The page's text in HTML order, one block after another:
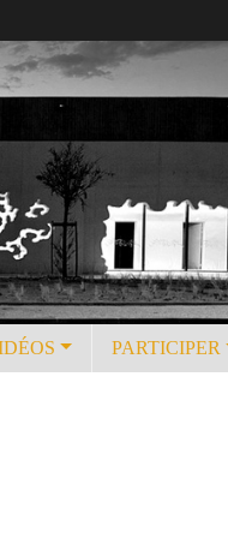
PARTICIPER